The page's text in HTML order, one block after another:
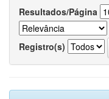
Resultados/Página
Registro(s)